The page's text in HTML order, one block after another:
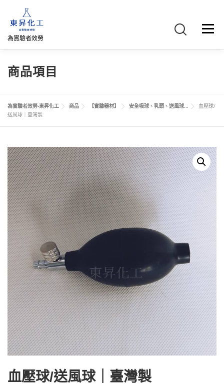
為實驗者效勞
選單
首頁 關於我們
網路商店 直購專區 詢價車、購物車/會員
商品項目
為實驗者效勞-東昇化工 商品 【實驗器材】 安全吸球、乳頭、送風球...
血壓球/
送風球｜臺灣製
血壓球/送風球｜臺灣製